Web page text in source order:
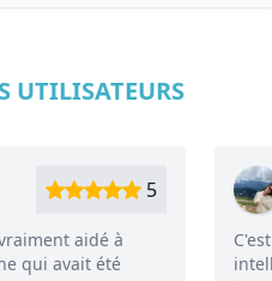
UTILISATEURS
tierce
d'iPhone que